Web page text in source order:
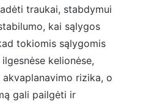
traukai, stabdymui
kai sąlygos
tokiomis sąlygomis
kelionėse,
rizika, o
gali pailgėti ir